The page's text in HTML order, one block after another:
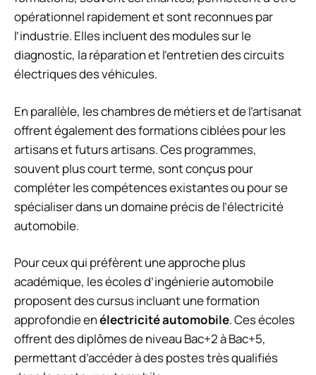
opérationnel rapidement et sont reconnues par
l’industrie. Elles incluent des modules sur le
diagnostic, la réparation et l’entretien des circuits
électriques des véhicules.
En parallèle, leschambres de métiers et de l’artisanat
offrent également des formations ciblées pour les
artisans et futurs artisans. Ces programmes,
souvent plus court terme, sont conçus pour
compléter les compétences existantes ou pour se
spécialiser dans un domaine précis de l’électricité
automobile.
Pour ceux qui préfèrent une approche plus
académique, lesécoles d’ingénierie automobile
proposent des cursus incluant une formation
approfondie enélectricité automobile. Ces écoles
offrent des diplômes de niveau Bac+2 à Bac+5,
permettant d’accéder à des postes très qualifiés